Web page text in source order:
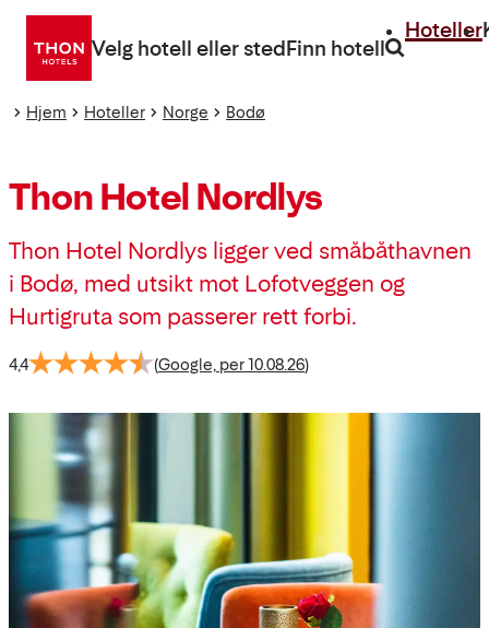
Gå
direkte
Velg hotell eller stedFinn hotell
Hoteller
Hjem Hoteller Norge Bodø
Thon Hotel Nordlys
Thon Hotel Nordlys ligger ved småbåthavnen
i Bodø, med utsikt mot Lofotveggen og
Hurtigruta som passerer rett forbi.
4,4 (Google, per 10.08.26)